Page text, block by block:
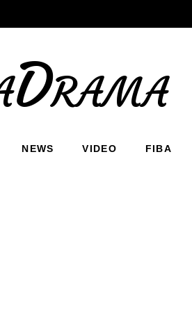
NEWS VIDEO FIBA